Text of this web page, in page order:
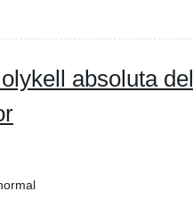
absoluta del